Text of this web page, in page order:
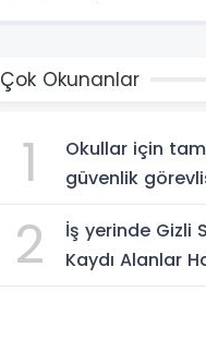
Çok Okunanlar
1
Okullar için
güvenlik
2
İş yerinde Gizli
Kaydı Alanlar